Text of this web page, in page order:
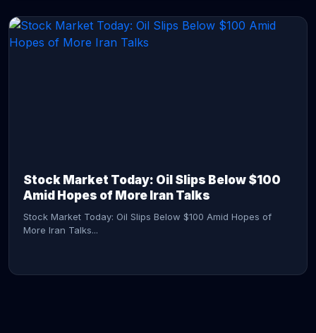
Stock Market Today: Oil Slips Below $100
Amid Hopes of More Iran Talks
Stock Market Today: Oil Slips Below $100 Amid Hopes of
More Iran Talks...